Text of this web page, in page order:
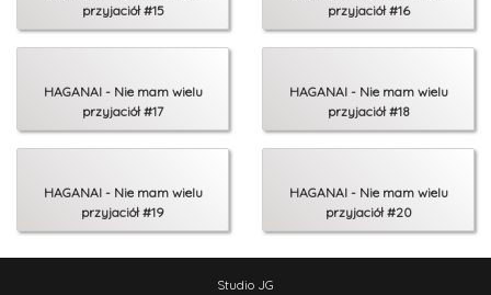
przyjaciół #15
przyjaciół #16
HAGANAI - Nie mam wielu
przyjaciół #17
HAGANAI - Nie mam wielu
przyjaciół #18
HAGANAI - Nie mam wielu
przyjaciół #19
HAGANAI - Nie mam wielu
przyjaciół #20
Studio JG